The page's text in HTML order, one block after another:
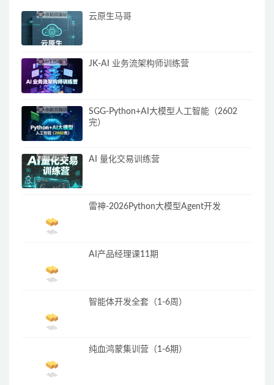
云原生马哥
JK-AI 业务流架构师训练营
SGG-Python+AI大模型人工智能（2602
完）
AI 量化交易训练营
雷神-2026Python大模型Agent开发
AI产品经理课11期
智能体开发全套（1-6周）
纯血鸿蒙集训营（1-6期）